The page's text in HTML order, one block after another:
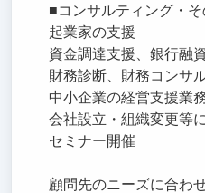
■コンサルティング・
起業家の支援
資金調達支援、銀行融
財務診断、財務コンサ
中小企業の経営支援業
会社設立・組織変更等
セミナー開催
顧問先のニーズに合わ